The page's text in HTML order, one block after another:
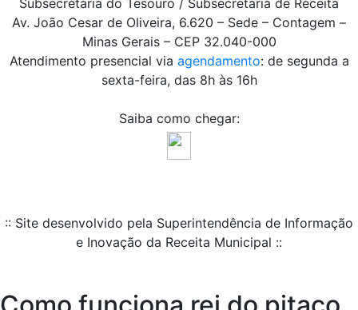
Subsecretaria do Tesouro / Subsecretaria de Receita
Av. João Cesar de Oliveira, 6.620 – Sede – Contagem –
Minas Gerais – CEP 32.040-000
Atendimento presencial via agendamento: de segunda a
sexta-feira, das 8h às 16h
Saiba como chegar:
:: Site desenvolvido pela Superintendência de Informação
e Inovação da Receita Municipal ::